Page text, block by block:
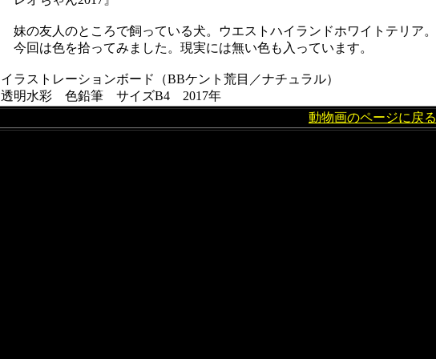
妹の友人のところで飼っている犬。ウエストハイランドホワイトテリア。
今回は色を拾ってみました。現実には無い色も入っています。
イラストレーションボード（BBケント荒目／ナチュラル）
透明水彩 色鉛筆 サイズB4 2017年
動物画のページに戻る